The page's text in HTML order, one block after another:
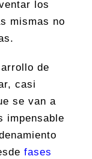
los
mismas no
de
casi
se van a
impensable
fases